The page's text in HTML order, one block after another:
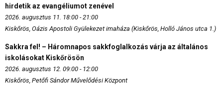
hirdetik az evangéliumot zenével
2026. augusztus 11. 18:00 - 21:00
Kiskőrös, Oázis Apostoli Gyülekezet imaháza (Kiskőrös, Holló János utca 1.)
Sakkra fel! – Háromnapos sakkfoglalkozás várja az általános
iskolásokat Kiskőrösön
2026. augusztus 12. 09:00 - 12:00
Kiskőrös, Petőfi Sándor Művelődési Központ